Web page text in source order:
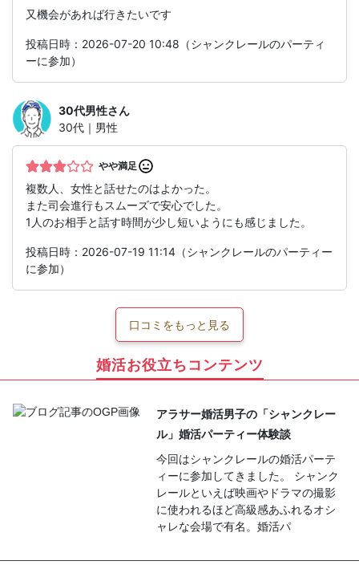
又機会があれば行きたいです
投稿日時：2026-07-20 10:48（シャンクレールのパーティ
ーに参加）
30代男性さん
30代｜男性
やや満足
複数人、女性と話せたのはよかった。
また司会進行もスムーズで安心でした。
1人のお相手と話す時間が少し短いようにも感じました。
投稿日時：2026-07-19 11:14（シャンクレールのパーティー
に参加）
口コミをもっと見る
婚活お役立ちコンテンツ
アラサー婚活男子の「シャンクレー
ル」婚活パーティー体験談
今回はシャンクレールの婚活パーテ
ィーに参加してきました。 シャンク
レールといえば映画やドラマの撮影
に使われるほど高級感あふれるオシ
ャレな会場で有名。婚活パ